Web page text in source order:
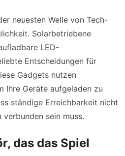
neuesten Welle von Tech-
Solarbetriebene
LED-
Entscheidungen für
Gadgets nutzen
Ihre Geräte aufgeladen zu
ständige Erreichbarkeit nicht
sein muss.
das das Spiel